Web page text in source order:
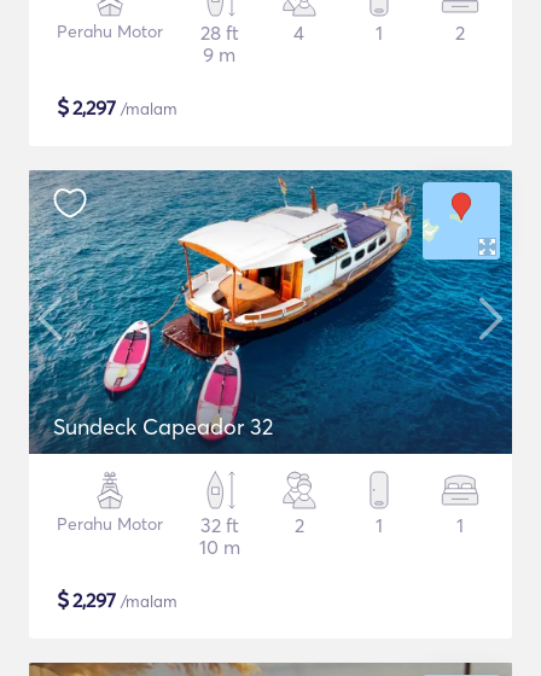
Perahu Motor
28 ft
9 m
4 1 2
$2,297 /malam
Sundeck Capeador 32
Perahu Motor
32 ft
10 m
2 1 1
$2,297 /malam